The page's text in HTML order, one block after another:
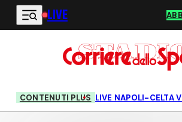
Vai al contenuto principale
LIVE
CONTENUTI PLUS LIVE NAPOLI-CELTA